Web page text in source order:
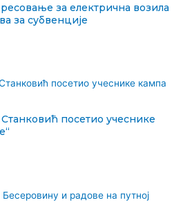
за електрична возила
за субвенције
посетио учеснике